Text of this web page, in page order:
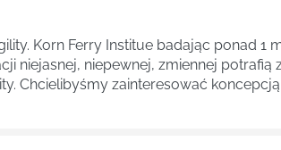
Korn Ferry Institue badając ponad 1
niejasnej, niepewnej, zmiennej
Chcielibyśmy zainteresować